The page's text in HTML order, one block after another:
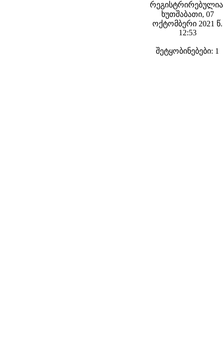
ხუთშაბათი, 07
ოქტომბერი 2021 წ.
12:53
შეტყობინებები: 1